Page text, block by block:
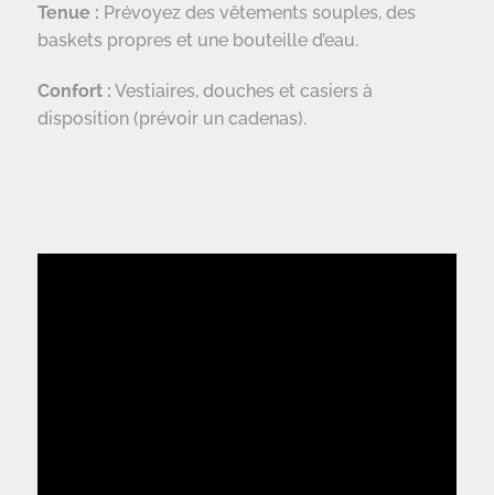
Tenue : Prévoyez des vêtements souples, des
baskets propres et une bouteille d’eau.
Confort : Vestiaires, douches et casiers à
disposition (prévoir un cadenas).